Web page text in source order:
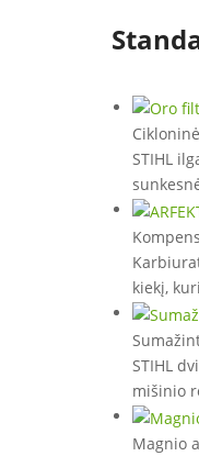
STIHL
kiekį,
STIHL
mišinio
Magnio